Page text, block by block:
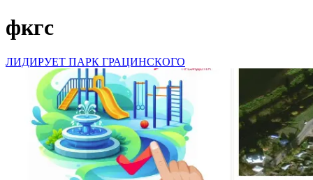
фкгс
ЛИДИРУЕТ ПАРК ГРАЦИНСКОГО